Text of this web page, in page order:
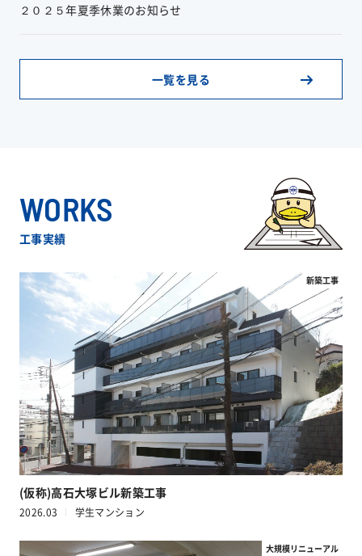
２０２５年夏季休業のお知らせ
一覧を見る
WORKS
工事実績
新築工事
(仮称)高石大塚ビル新築工事
2026.03 学生マンション
大規模リニューアル